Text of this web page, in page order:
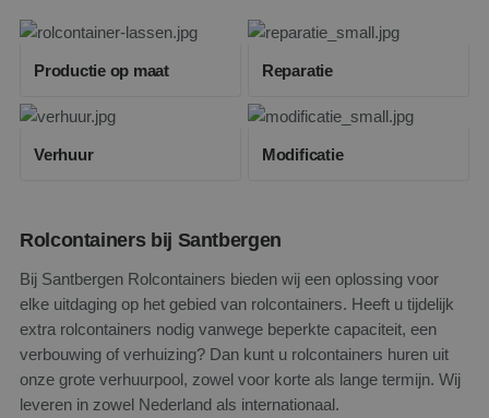
Productie op maat Reparatie
Verhuur Modificatie
Rolcontainers bij Santbergen
Bij Santbergen Rolcontainers bieden wij een oplossing voor
elke uitdaging op het gebied van rolcontainers. Heeft u tijdelijk
extra rolcontainers nodig vanwege beperkte capaciteit, een
verbouwing of verhuizing? Dan kunt u rolcontainers huren uit
onze grote verhuurpool, zowel voor korte als lange termijn. Wij
leveren in zowel Nederland als internationaal.